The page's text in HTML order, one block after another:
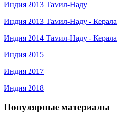
Индия 2013 Тамил-Наду
Индия 2013 Тамил-Наду - Керала
Индия 2014 Тамил-Наду - Керала
Индия 2015
Индия 2017
Индия 2018
Популярные материалы